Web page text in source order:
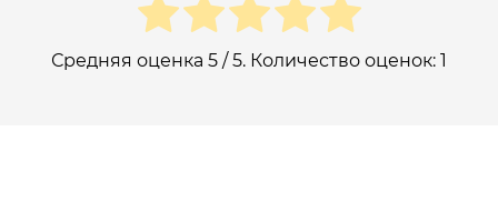
Средняя оценка 5 / 5. Количество оценок: 1